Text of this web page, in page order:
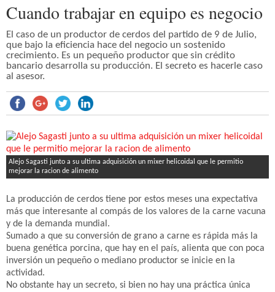
Cuando trabajar en equipo es negocio
El caso de un productor de cerdos del partido de 9 de Julio,
que bajo la eficiencia hace del negocio un sostenido
crecimiento. Es un pequeño productor que sin crédito
bancario desarrolla su producción. El secreto es hacerle caso
al asesor.
Alejo Sagasti junto a su ultima adquisición un mixer helicoidal que le permitio
mejorar la racion de alimento
La producción de cerdos tiene por estos meses una expectativa
más que interesante al compás de los valores de la carne vacuna
y de la demanda mundial.
Sumado a que su conversión de grano a carne es rápida más la
buena genética porcina, que hay en el país, alienta que con poca
inversión un pequeño o mediano productor se inicie en la
actividad.
No obstante hay un secreto, si bien no hay una práctica única